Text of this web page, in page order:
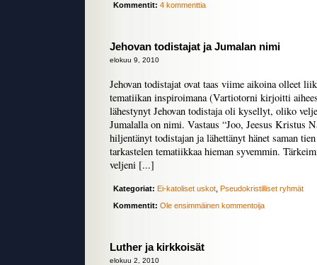
Kommentit: 4 kommenttia
Jehovan todistajat ja Jumalan nimi
elokuu 9, 2010
Jehovan todistajat ovat taas viime aikoina olleet
tematiikan inspiroimana (Vartiotorni kirjoitti
lähestynyt Jehovan todistaja oli kysellyt, oliko
Jumalalla on nimi. Vastaus “Joo, Jeesus Kristus
hiljentänyt todistajan ja lähettänyt hänet saman
tarkastelen tematiikkaa hieman syvemmin.
veljeni [...]
Kategoriat: Ei-katoliset uskot Pseudokristilliset ryhmät
Kommentit: Ole ensimmäinen kommentoija
Luther ja kirkkoisät
elokuu 2, 2010